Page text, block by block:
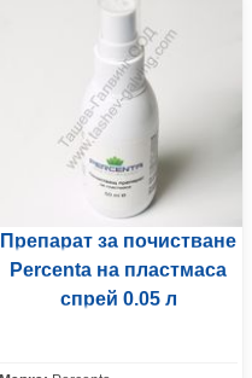
Препарат за почистване
Percenta на пластмаса
спрей 0.05 л